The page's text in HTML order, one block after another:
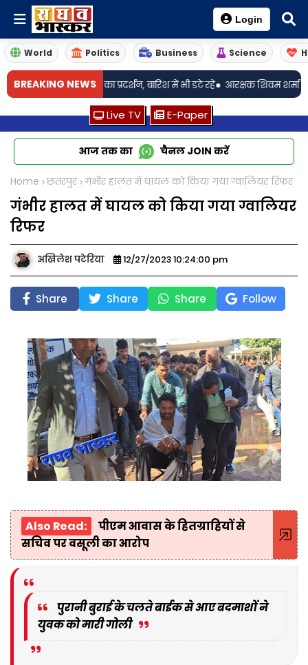
Login
World Politics Business Science
BREAKING NEWS
लेकर युवाओं का प्रदर्शन, बारिश में भी डटे रहे• आरक्षक शिवम शर्मा का अग्रिम
Live TV E-Paper
आज तक का चैनल JOIN करें
Home छतरपुर गंभीर हालत में घायल को किया गया ग्वालियर रिफर
गंभीर हालत में घायल को किया गया ग्वालियर
रिफर
अखिलेश पटेरिया 12/27/2023 10:24:00 pm
Share Share Share Follow
Also Read:
पीएम आवास के हितग्राहियों से
सचिव पर वसूली का आरोप
पुरानी बुराई के चलते बाईक से आए बदमाशों ने
युवक को मारी गोली